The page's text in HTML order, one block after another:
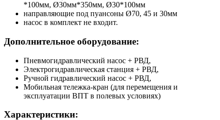
*100мм, Ø30мм*350мм, Ø30*100мм
направляющие под пуансоны Ø70, 45 и 30мм
насос в комплект не входит.
Дополнительное оборудование:
Пневмогидравлический насос + РВД,
Электрогидравлическая станция + РВД,
Ручной гидравлический насос + РВД,
Мобильная тележка-кран (для перемещения и
эксплуатации ВПТ в полевых условиях)
Характеристики: